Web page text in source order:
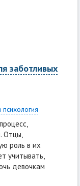
заботливых
Отцы,
роль в их
учитывать,
девочкам